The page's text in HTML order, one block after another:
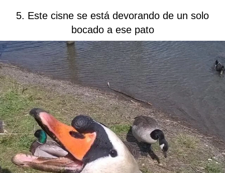
5. Este cisne se está devorando de un solo
bocado a ese pato